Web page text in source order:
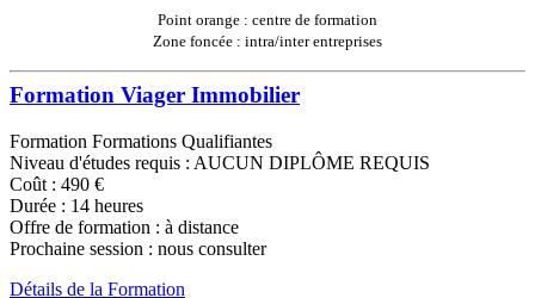
Point orange : centre de formation
Zone foncée : intra/inter entreprises
Formation Viager Immobilier
Formation Formations Qualifiantes
Niveau d'études requis : AUCUN DIPLÔME REQUIS
Coût : 490 €
Durée : 14 heures
Offre de formation : à distance
Prochaine session : nous consulter
Détails de la Formation